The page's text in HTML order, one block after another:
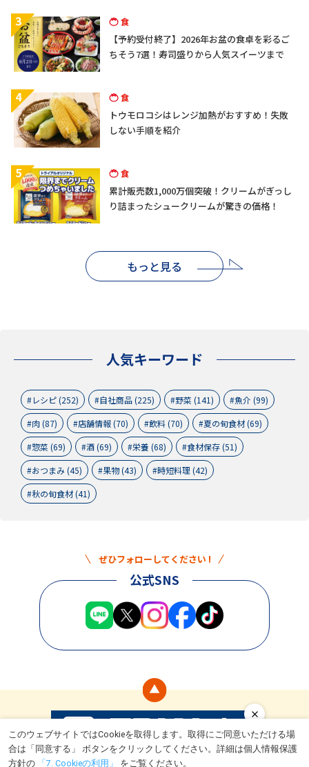
このウェブサイトではCookieを取得します。取得にご同意いただける場
合は「同意する」 ボタンをクリックしてください。詳細は個人情報保護
方針の
「7. Cookieの利用」 をご覧ください。
3 食
【予約受付終了】2026年お盆の食卓を彩るご
ちそう7選！寿司盛りから人気スイーツまで
4 食
トウモロコシはレンジ加熱がおすすめ！失敗
しない手順を紹介
5 食
累計販売数1,000万個突破！クリームがぎっし
り詰まったシュークリームが驚きの価格！
もっと見る
人気キーワード
レシピ (252) 自社商品 (225) 野菜 (141)
魚介 (99)
肉 (87)
店舗情報 (70) 飲料 (70)
夏の旬食材 (69)
惣菜 (69)
酒 (69) 栄養 (68)
食材保存 (51)
おつまみ (45)
果物 (43)
時短料理 (42)
秋の旬食材 (41)
ぜひフォローしてください !
公式SNS
食 ライフスタイル トライアルとは キャンペーン情報 運営会社